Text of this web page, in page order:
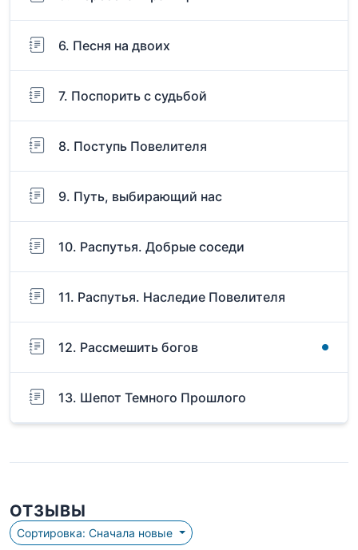
6. Песня на двоих
7. Поспорить с судьбой
8. Поступь Повелителя
9. Путь, выбирающий нас
10. Распутья. Добрые соседи
11. Распутья. Наследие Повелителя
12. Рассмешить богов
13. Шепот Темного Прошлого
ОТЗЫВЫ
Сортировка: Сначала новые